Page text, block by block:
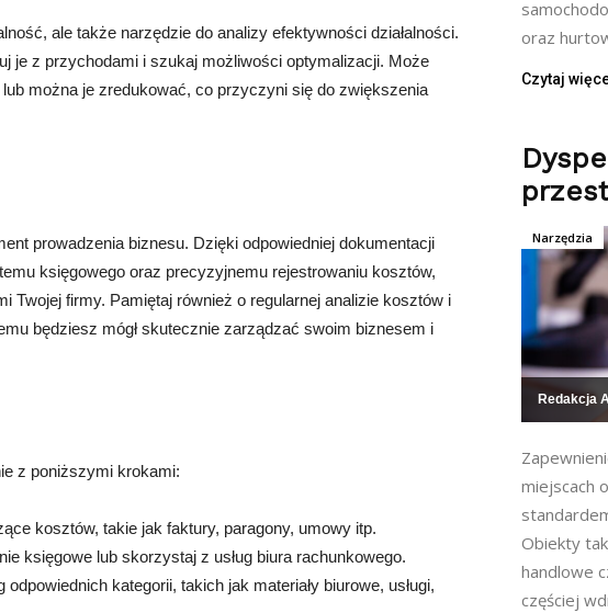
ale także narzędzie do analizy efektywności działalności.
je z przychodami i szukaj możliwości optymalizacji. Może
można je zredukować, co przyczyni się do zwiększenia
prowadzenia biznesu. Dzięki odpowiedniej dokumentacji
księgowego oraz precyzyjnemu rejestrowaniu kosztów,
Twojej firmy. Pamiętaj również o regularnej analizie kosztów i
będziesz mógł skutecznie zarządzać swoim biznesem i
z poniższymi krokami:
kosztów, takie jak faktury, paragony, umowy itp.
księgowe lub skorzystaj z usług biura rachunkowego.
kategorii, takich jak materiały biurowe, usługi,
oraz
Czytaj
Redakcja
Narzędzia
miejscach
Obiekty
handlowe
częściej